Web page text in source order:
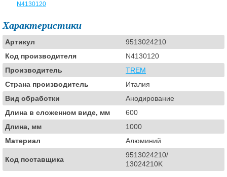
N4130120
Характеристики
Артикул
9513024210
Код производителя
N4130120
Производитель
TREM
Страна производитель
Италия
Вид обработки
Анодирование
Длина в сложенном виде, мм
600
Длина, мм
1000
Материал
Алюминий
Код поставщика
9513024210/
13024210K